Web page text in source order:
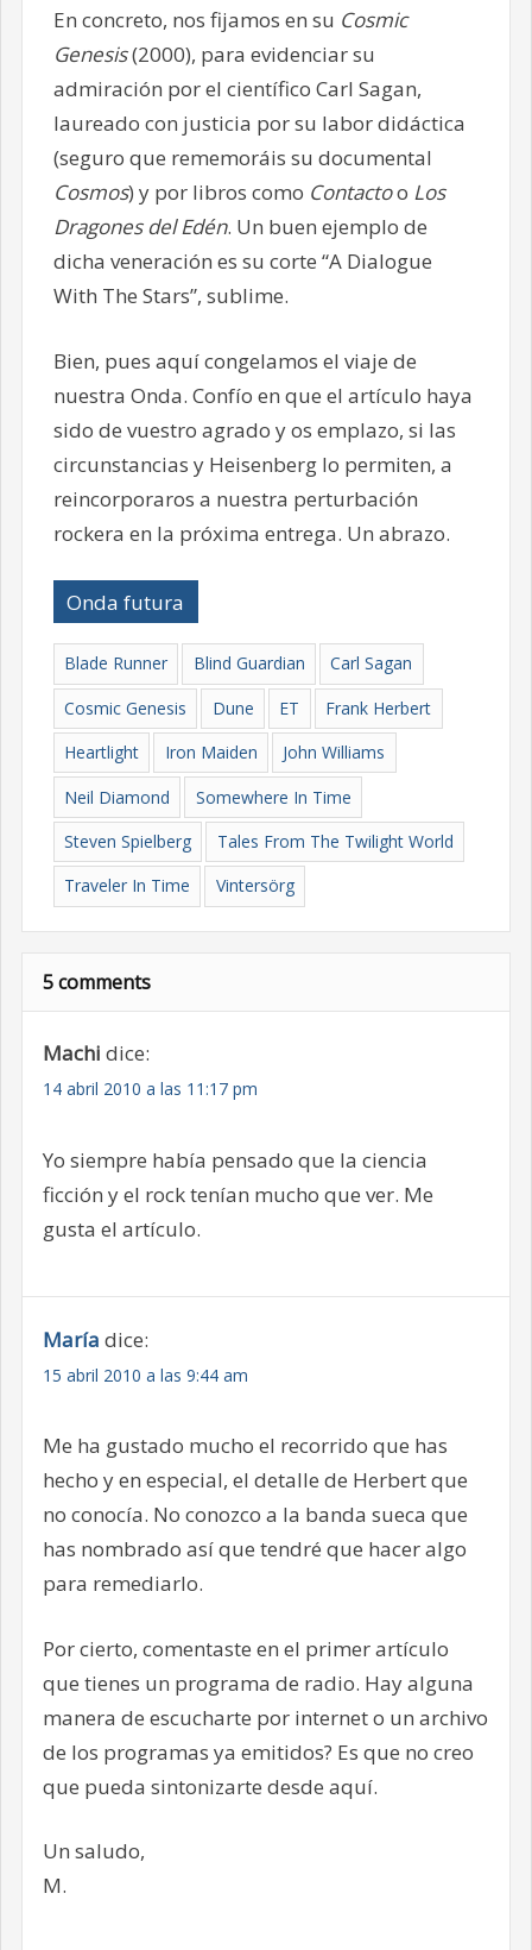
En concreto, nos fijamos en su Cosmic
Genesis(2000), para evidenciar su
admiración por el científico Carl Sagan,
laureado con justicia por su labor didáctica
(seguro que rememoráis su documental
Cosmos) y por libros como Contactoo Los
Dragones del Edén. Un buen ejemplo de
dicha veneración es su corte “A Dialogue
With The Stars”, sublime.
Bien, pues aquí congelamos el viaje de
nuestra Onda. Confío en que el artículo haya
sido de vuestro agrado y os emplazo, si las
circunstancias y Heisenberg lo permiten, a
reincorporaros a nuestra perturbación
rockera en la próxima entrega. Un abrazo.
Onda futura
Blade Runner Blind Guardian
Carl Sagan
Cosmic Genesis
Dune ET
Frank Herbert
Heartlight
Iron Maiden
John Williams
Neil Diamond
Somewhere In Time
Steven Spielberg
Tales From The Twilight World
Traveler In Time
Vintersörg
5 comments
Machi dice:
14 abril 2010 a las 11:17 pm
Yo siempre había pensado que la ciencia
ficción y el rock tenían mucho que ver. Me
gusta el artículo.
María dice:
15 abril 2010 a las 9:44 am
Me ha gustado mucho el recorrido que has
hecho y en especial, el detalle de Herbert que
no conocía. No conozco a la banda sueca que
has nombrado así que tendré que hacer algo
para remediarlo.
Por cierto, comentaste en el primer artículo
que tienes un programa de radio. Hay alguna
manera de escucharte por internet o un archivo
de los programas ya emitidos? Es que no creo
que pueda sintonizarte desde aquí.
Un saludo,
M.